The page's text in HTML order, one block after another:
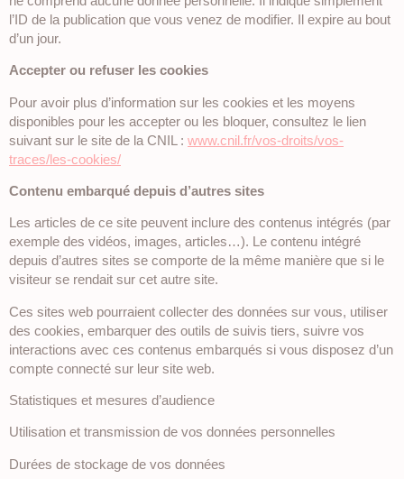
l’ID de la publication que vous venez de modifier. Il expire au bout
d’un jour.
Accepter ou refuser les cookies
Pour avoir plus d’information sur les cookies et les moyens
disponibles pour les accepter ou les bloquer, consultez le lien
suivant sur le site de la CNIL : www.cnil.fr/vos-droits/vos-
traces/les-cookies/
Contenu embarqué depuis d’autres sites
Les articles de ce site peuvent inclure des contenus intégrés (par
exemple des vidéos, images, articles…). Le contenu intégré
depuis d’autres sites se comporte de la même manière que si le
visiteur se rendait sur cet autre site.
Ces sites web pourraient collecter des données sur vous, utiliser
des cookies, embarquer des outils de suivis tiers, suivre vos
interactions avec ces contenus embarqués si vous disposez d’un
compte connecté sur leur site web.
Statistiques et mesures d’audience
Utilisation et transmission de vos données personnelles
Durées de stockage de vos données